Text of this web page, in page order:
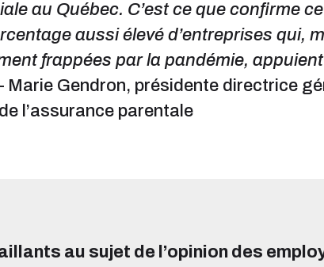
au Québec. C’est ce que confirme ce
aussi élevé d’entreprises qui,
frappées par la pandémie,
Marie Gendron, présidente directrice
l’assurance parentale
au sujet de l’opinion des